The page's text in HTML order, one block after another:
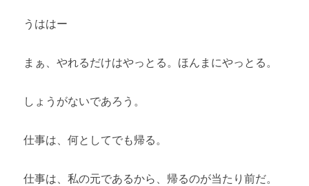
うははー
まぁ、やれるだけはやっとる。ほんまにやっとる。
しょうがないであろう。
仕事は、何としてでも帰る。
仕事は、私の元であるから、帰るのが当たり前だ。